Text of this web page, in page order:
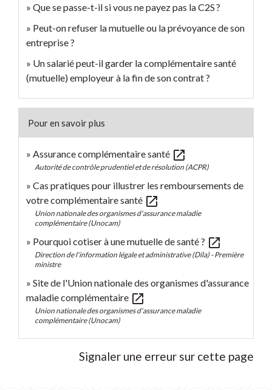
Que se passe-t-il si vous ne payez pas la C2S ?
Peut-on refuser la mutuelle ou la prévoyance de son
entreprise ?
Un salarié peut-il garder la complémentaire santé
(mutuelle) employeur à la fin de son contrat ?
Pour en savoir plus
Assurance complémentaire santé open_in_new
Autorité de contrôle prudentiel et de résolution (ACPR)
Cas pratiques pour illustrer les remboursements de
votre complémentaire santé open_in_new
Union nationale des organismes d'assurance maladie
complémentaire (Unocam)
Pourquoi cotiser à une mutuelle de santé ? open_in_new
Direction de l'information légale et administrative (Dila) - Première
ministre
Site de l'Union nationale des organismes d'assurance
maladie complémentaire open_in_new
Union nationale des organismes d'assurance maladie
complémentaire (Unocam)
Signaler une erreur sur cette page